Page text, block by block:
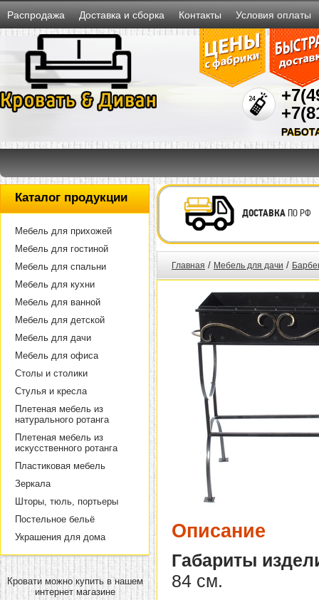
Распродажа Доставка и сборка Контакты Условия оплаты
Каталог продукции
Мебель для прихожей
Мебель для гостиной
Мебель для спальни
Мебель для кухни
Мебель для ванной
Мебель для детской
Мебель для дачи
Мебель для офиса
Столы и столики
Стулья и кресла
Плетеная мебель из
натурального ротанга
Плетеная мебель из
искусственного ротанга
Пластиковая мебель
Зеркала
Шторы, тюль, портьеры
Постельное бельё
Украшения для дома
Кровати можно купить в нашем
интернет магазине
ДОСТАВКАПО РФ
Главная / Мебель для дачи /
Описание
Габариты
84 см.